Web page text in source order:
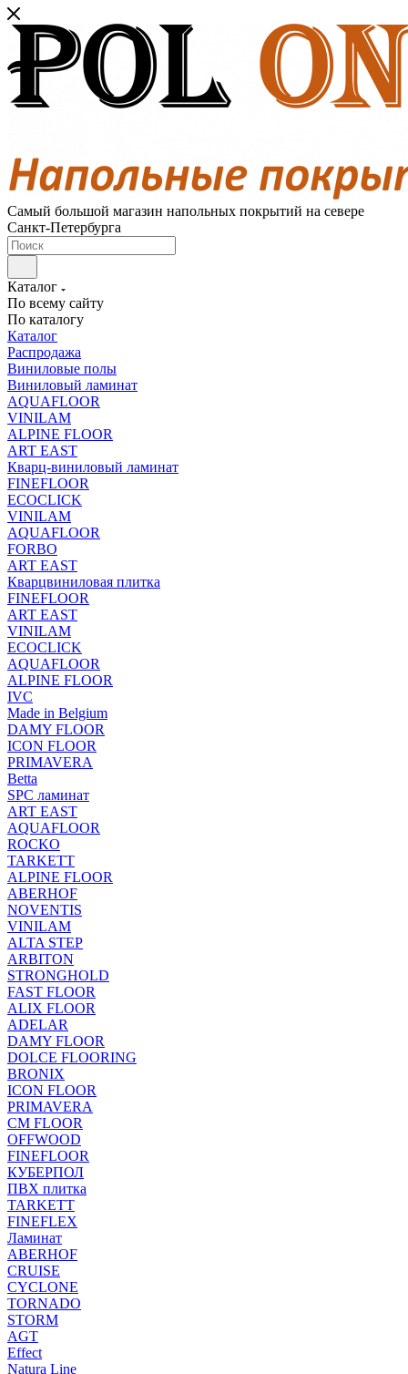
Самый большой магазин напольных покрытий на севере
Санкт-Петербурга
Каталог
По всему сайту
По каталогу
Каталог
Распродажа
Виниловые полы
Виниловый ламинат
AQUAFLOOR
VINILAM
ALPINE FLOOR
ART EAST
Кварц-виниловый ламинат
FINEFLOOR
ECOCLICK
VINILAM
AQUAFLOOR
FORBO
ART EAST
Кварцвиниловая плитка
FINEFLOOR
ART EAST
VINILAM
ECOCLICK
AQUAFLOOR
ALPINE FLOOR
IVC
Made in Belgium
DAMY FLOOR
ICON FLOOR
PRIMAVERA
Betta
SPC ламинат
ART EAST
AQUAFLOOR
ROCKO
TARKETT
ALPINE FLOOR
ABERHOF
NOVENTIS
VINILAM
ALTA STEP
ARBITON
STRONGHOLD
FAST FLOOR
ALIX FLOOR
ADELAR
DAMY FLOOR
DOLCE FLOORING
BRONIX
ICON FLOOR
PRIMAVERA
CM FLOOR
OFFWOOD
FINEFLOOR
КУБЕРПОЛ
ПВХ плитка
TARKETT
FINEFLEX
Ламинат
ABERHOF
CRUISE
CYCLONE
TORNADO
STORM
AGT
Effect
Natura Line